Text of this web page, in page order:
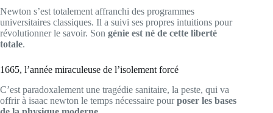
Newton s’est totalement affranchi des programmes
universitaires classiques. Il a suivi ses propres intuitions pour
révolutionner le savoir. Son génie est né de cette liberté
totale.
1665, l’année miraculeuse de l’isolement forcé
C’est paradoxalement une tragédie sanitaire, la peste, qui va
offrir à isaac newton le temps nécessaire pourposer les bases